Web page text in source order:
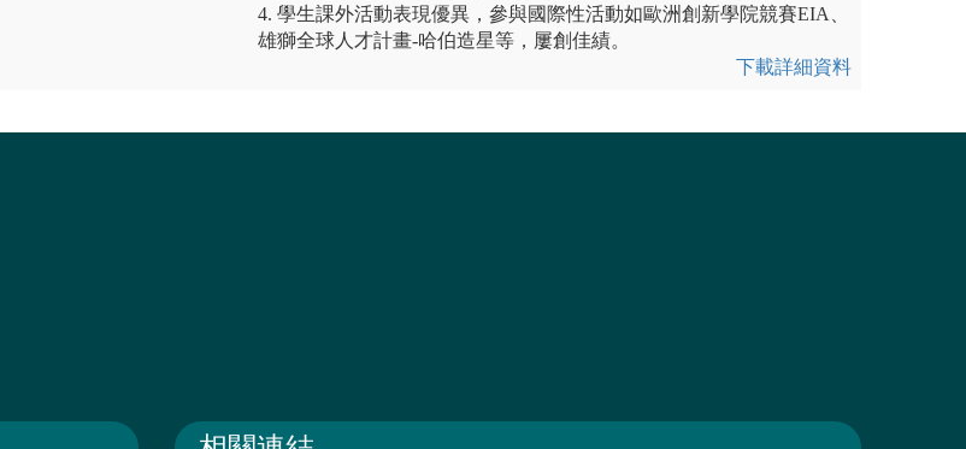
4. 學生課外活動表現優異，參與國際性活動如歐洲創新學院競賽EIA、
雄獅全球人才計畫-哈伯造星等，屢創佳績。
下載詳細資料